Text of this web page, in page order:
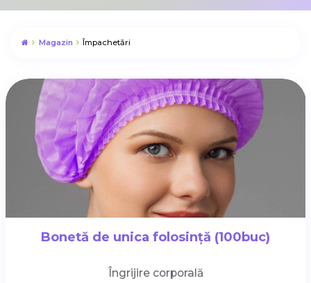
Magazin Împachetări
Bonetă de unica folosință (100buc)
Îngrijire corporală